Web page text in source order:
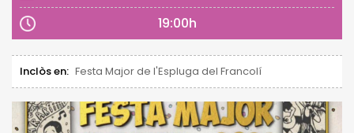
19:00h
Inclòs en: Festa Major de l'Espluga del Francolí